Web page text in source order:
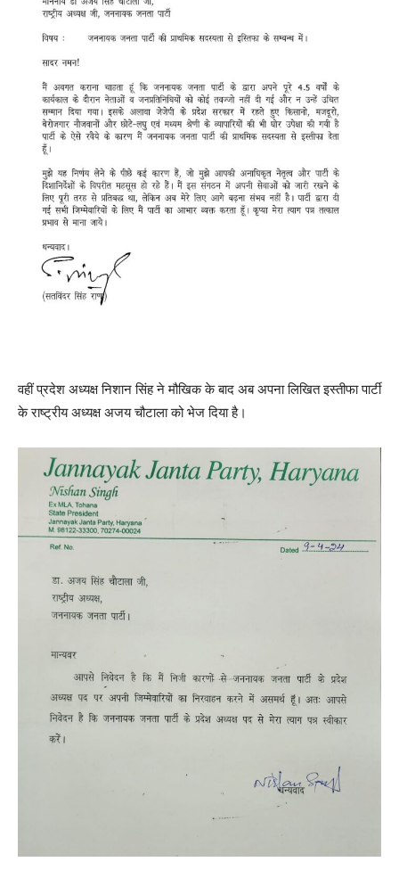
वहीं प्रदेश अध्यक्ष निशान सिंह ने मौखिक के बाद अब अपना लिखित इस्तीफा पार्टी
के राष्ट्रीय अध्यक्ष अजय चौटाला को भेज दिया है।